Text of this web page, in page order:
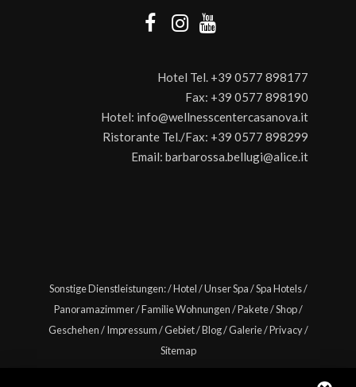
Hotel Tel. +39 0577 898177
Fax: +39 0577 898190
Hotel: info@wellnesscentercasanova.it
Ristorante Tel./Fax: +39 0577 898299
Email: barbarossa.bellugi@alice.it
Sonstige Dienstleistungen:/Hotel/Unser Spa/Spa Hotels/
Panoramazimmer/Familie Wohnungen/Pakete/Shop/
Geschehen/Impressum/Gebiet/Blog/Galerie/Privacy/
Sitemap